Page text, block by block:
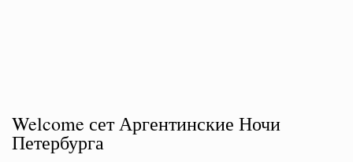
Welcome сет Аргентинские Ночи
Петербурга